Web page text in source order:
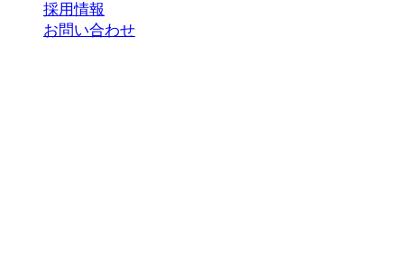
採用情報
お問い合わせ